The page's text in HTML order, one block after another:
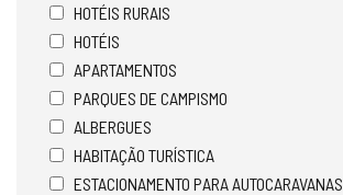
HOTÉIS RURAIS
HOTÉIS
APARTAMENTOS
PARQUES DE CAMPISMO
ALBERGUES
HABITAÇÃO TURÍSTICA
ESTACIONAMENTO PARA AUTOCARAVANAS